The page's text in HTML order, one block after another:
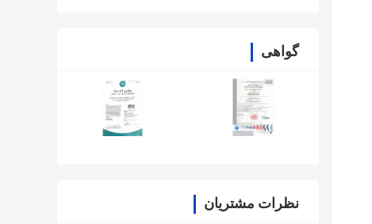
گواهی
نظرات مشتریان